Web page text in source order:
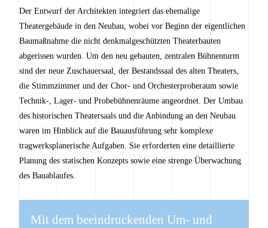
Der Entwurf der Architekten integriert das ehemalige
Theatergebäude in den Neubau, wobei vor Beginn der eigentlichen
Baumaßnahme die nicht denkmalgeschützten Theaterbauten
abgerissen wurden. Um den neu gebauten, zentralen Bühnenturm
sind der neue Zuschauersaal, der Bestandssaal des alten Theaters,
die Stimmzimmer und der Chor- und Orchesterproberaum sowie
Technik-, Lager- und Probebühnenräume angeordnet. Der Umbau
des historischen Theatersaals und die Anbindung an den Neubau
waren im Hinblick auf die Bauausführung sehr komplexe
tragwerksplanerische Aufgaben. Sie erforderten eine detaillierte
Planung des statischen Konzepts sowie eine strenge Überwachung
des Bauablaufes.
Mit dem beeindruckenden Um- und